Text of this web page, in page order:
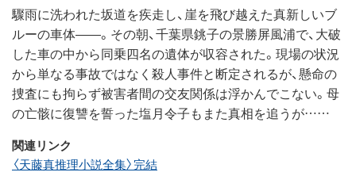
驟雨に洗われた坂道を疾走し、崖を飛び越えた真新しいブ
ルーの車体――。その朝、千葉県銚子の景勝屏風浦で、大破
した車の中から同乗四名の遺体が収容された。現場の状況
から単なる事故ではなく殺人事件と断定されるが、懸命の
捜査にも拘らず被害者間の交友関係は浮かんでこない。母
の亡骸に復讐を誓った塩月令子もまた真相を追うが……
関連リンク
〈天藤真推理小説全集〉完結